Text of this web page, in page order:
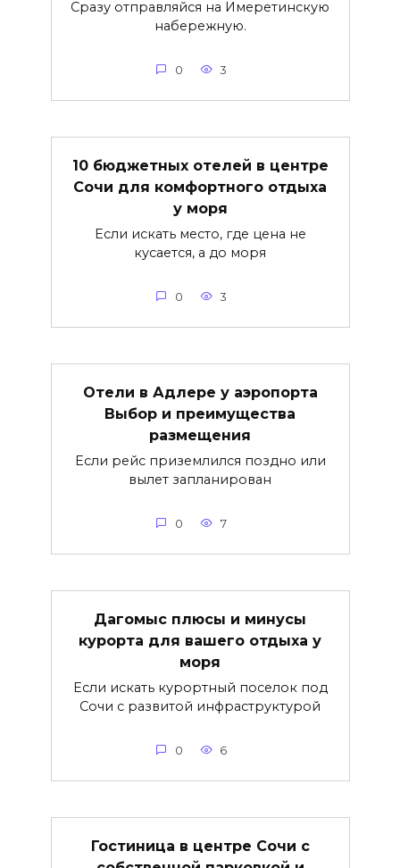
Сразу отправляйся на Имеретинскую
набережную.
0 3
10 бюджетных отелей в центре
Сочи для комфортного отдыха
у моря
Если искать место, где цена не
кусается, а до моря
0 3
Отели в Адлере у аэропорта
Выбор и преимущества
размещения
Если рейс приземлился поздно или
вылет запланирован
0 7
Дагомыс плюсы и минусы
курорта для вашего отдыха у
моря
Если искать курортный поселок под
Сочи с развитой инфраструктурой
0 6
Гостиница в центре Сочи с